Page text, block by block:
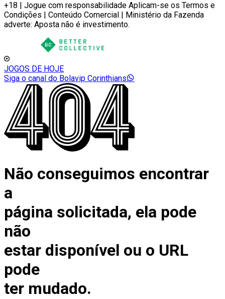
+18 | Jogue com responsabilidade Aplicam-se os Termos e
Condições | Conteúdo Comercial | Ministério da Fazenda
adverte: Aposta não é investimento.
JOGOS DE HOJE
Siga o canal do Bolavip Corinthians
Não conseguimos encontrar
a
página solicitada, ela pode
não
estar disponível ou o URL
pode
ter mudado.